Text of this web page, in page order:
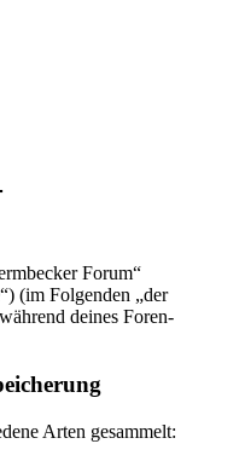
Forum“
(im Folgenden „der
deines Foren-
Arten gesammelt: